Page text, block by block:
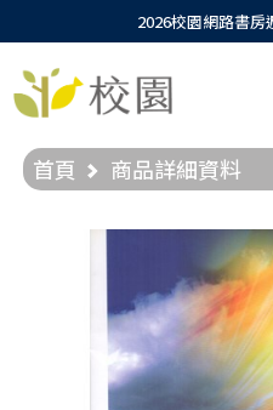
2026校園網路書
首頁 商品詳細資料